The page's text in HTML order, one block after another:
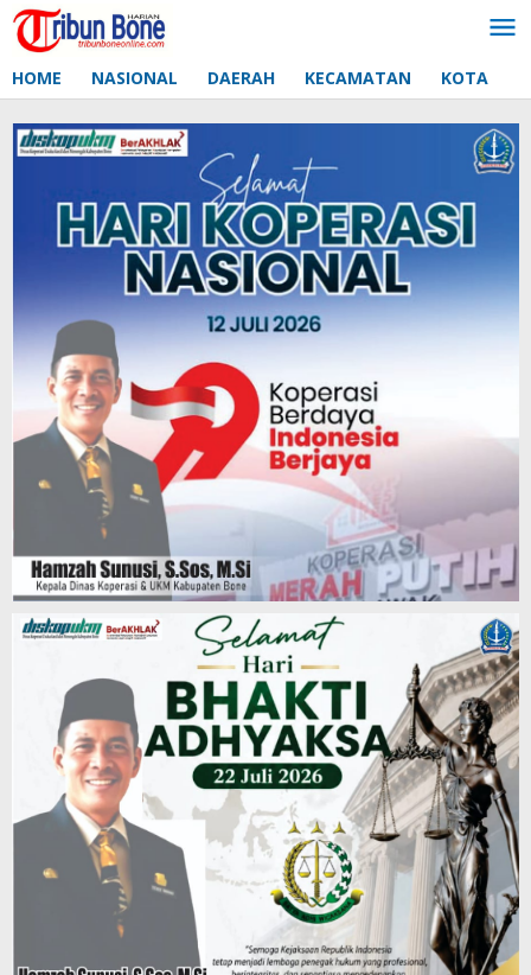
Lewati
ke
HOME NASIONAL DAERAH KECAMATAN KOTA